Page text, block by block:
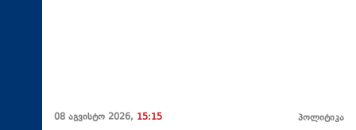
08 აგვისტო 2026, 15:15 პოლიტიკა